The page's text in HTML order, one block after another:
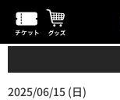
2025/06/15 (日)